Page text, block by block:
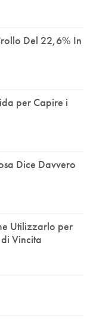
Del 22,6% In
per Capire i
Dice Davvero
Utilizzarlo per
Vincita